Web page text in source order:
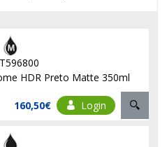
HDR Preto Matte 350ml
160,50€ Login